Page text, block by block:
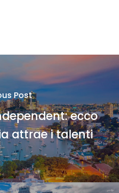
Post
ecco
attrae i talenti